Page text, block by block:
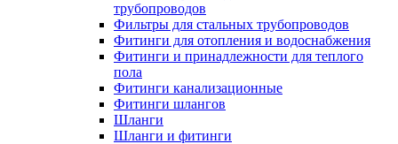
трубопроводов
Фильтры для стальных трубопроводов
Фитинги для отопления и водоснабжения
Фитинги и принадлежности для теплого
пола
Фитинги канализационные
Фитинги шлангов
Шланги
Шланги и фитинги